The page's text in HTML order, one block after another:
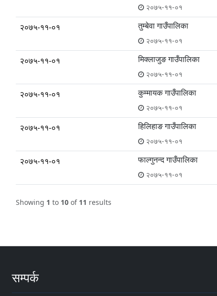
२०७५-११-०१
२०७५-११-०१ तुम्बेवा गाउँपालिका
२०७५-११-०१
२०७५-११-०१ मिक्लाजुङ गाउँपालिका
२०७५-११-०१
२०७५-११-०१ कुम्मायक गाउँपालिका
२०७५-११-०१
२०७५-११-०१ हिलिहाङ गाउँपालिका
२०७५-११-०१
२०७५-११-०१ फाल्गुनन्द गाउँपालिका
२०७५-११-०१
Showing 1 to 10 of 11 results
सम्पर्क